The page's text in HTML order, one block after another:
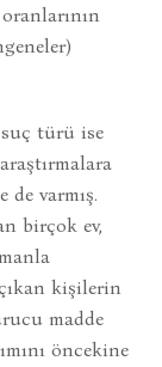
suç türü ise
varmış.
birçok ev,
kişilerin
madde
öncekine